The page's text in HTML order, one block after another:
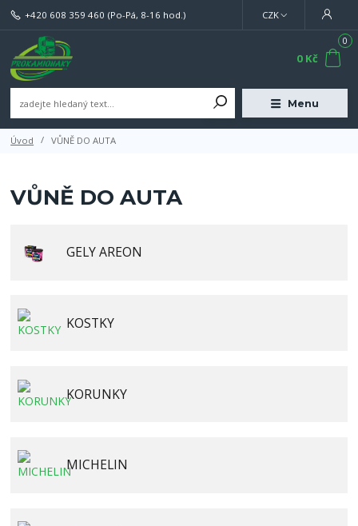
Menu
CZK
+420 608 359 460 (Po-Pá, 8-16 hod.)
0
0 Kč
Úvod VŮNĚ DO AUTA
VŮNĚ DO AUTA
GELY AREON
KOSTKY
KORUNKY
MICHELIN